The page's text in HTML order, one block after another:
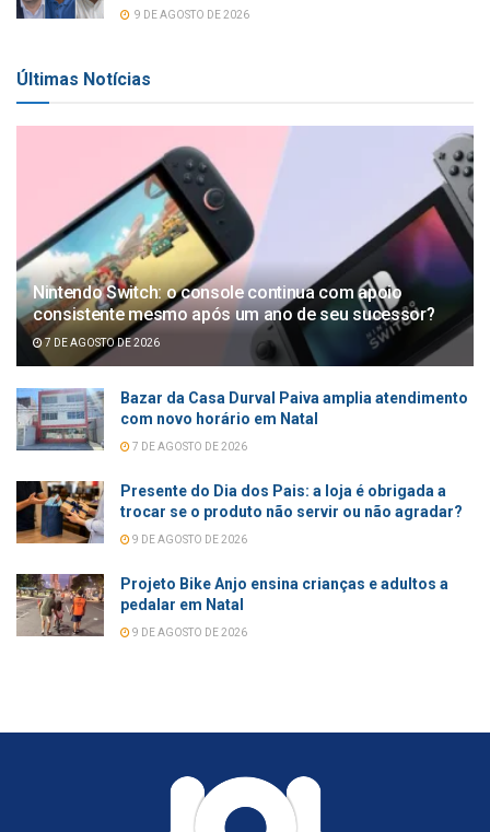
9 DE AGOSTO DE 2026
Últimas Notícias
Nintendo Switch: o console continua com apoio
consistente mesmo após um ano de seu sucessor?
7 DE AGOSTO DE 2026
Bazar da Casa Durval Paiva amplia atendimento
com novo horário em Natal
7 DE AGOSTO DE 2026
Presente do Dia dos Pais: a loja é obrigada a
trocar se o produto não servir ou não agradar?
9 DE AGOSTO DE 2026
Projeto Bike Anjo ensina crianças e adultos a
pedalar em Natal
9 DE AGOSTO DE 2026